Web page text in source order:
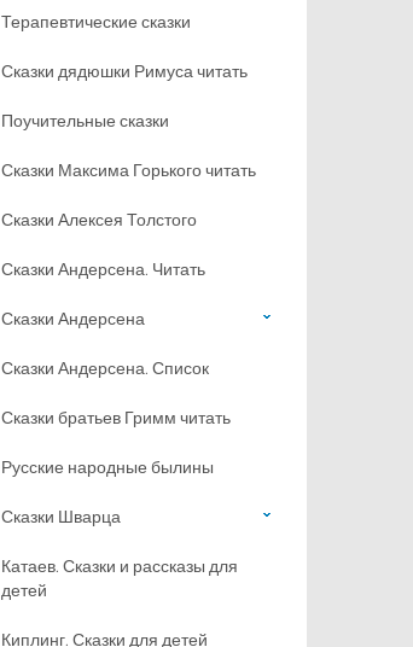
Терапевтические сказки
Сказки дядюшки Римуса читать
Поучительные сказки
Сказки Максима Горького читать
Сказки Алексея Толстого
Сказки Андерсена. Читать
Сказки Андерсена
Сказки Андерсена. Список
Сказки братьев Гримм читать
Русские народные былины
Сказки Шварца
Катаев. Сказки и рассказы для
детей
Киплинг. Сказки для детей